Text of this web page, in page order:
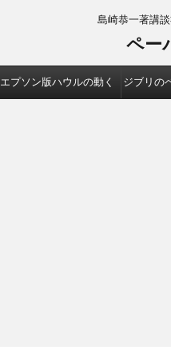
島崎恭一著講
ペー
エプソン版ハウルの動く ジブリの